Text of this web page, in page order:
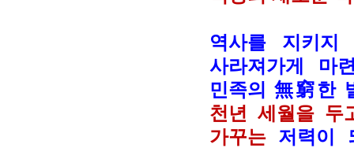
역사를 지키지
사라져가게 마
민족의 無窮한
천년 세월을 두
가꾸는 저력이